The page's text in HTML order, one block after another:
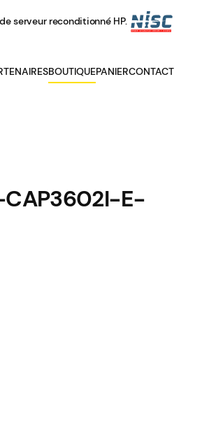
serveur reconditionné HP.
BOUTIQUEPANIERCONTACT
CAP3602I-E-